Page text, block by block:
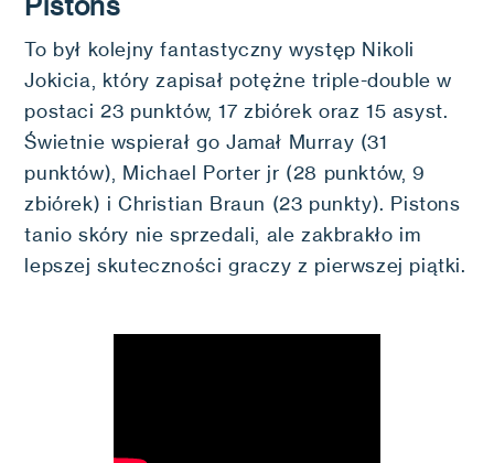
To był kolejny fantastyczny występ Nikoli
Jokicia, który zapisał potężne triple-double w
postaci 23 punktów, 17 zbiórek oraz 15 asyst.
Świetnie wspierał go Jamał Murray (31
punktów), Michael Porter jr (28 punktów, 9
zbiórek) i Christian Braun (23 punkty). Pistons
tanio skóry nie sprzedali, ale zakbrakło im
lepszej skuteczności graczy z pierwszej piątki.